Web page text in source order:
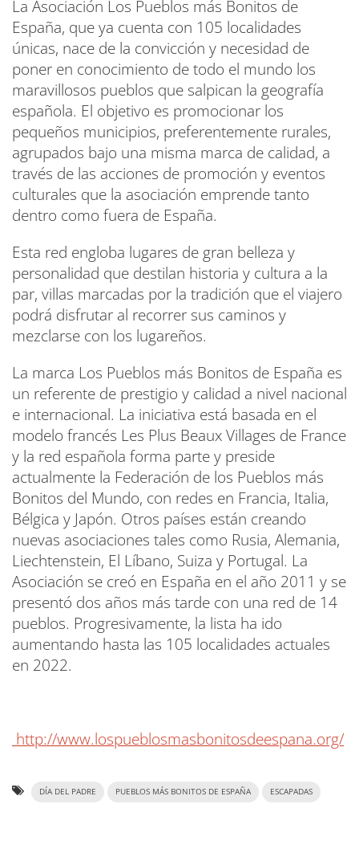
La Asociación Los Pueblos más Bonitos de
España, que ya cuenta con 105 localidades
únicas, nace de la convicción y necesidad de
poner en conocimiento de todo el mundo los
maravillosos pueblos que salpican la geografía
española. El objetivo es promocionar los
pequeños municipios, preferentemente rurales,
agrupados bajo una misma marca de calidad, a
través de las acciones de promoción y eventos
culturales que la asociación emprende tanto
dentro como fuera de España.
Esta red engloba lugares de gran belleza y
personalidad que destilan historia y cultura a la
par, villas marcadas por la tradición que el viajero
podrá disfrutar al recorrer sus caminos y
mezclarse con los lugareños.
La marca Los Pueblos más Bonitos de España es
un referente de prestigio y calidad a nivel nacional
e internacional. La iniciativa está basada en el
modelo francés Les Plus Beaux Villages de France
y la red española forma parte y preside
actualmente la Federación de los Pueblos más
Bonitos del Mundo, con redes en Francia, Italia,
Bélgica y Japón. Otros países están creando
nuevas asociaciones tales como Rusia, Alemania,
Liechtenstein, El Líbano, Suiza y Portugal. La
Asociación se creó en España en el año 2011 y se
presentó dos años más tarde con una red de 14
pueblos. Progresivamente, la lista ha ido
aumentando hasta las 105 localidades actuales
en 2022.
http://www.lospueblosmasbonitosdeespana.org/
DÍA DEL PADRE PUEBLOS MÁS BONITOS DE ESPAÑA ESCAPADAS